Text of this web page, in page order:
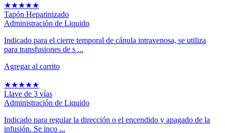
★★★★★
Tapón Heparinizado
Administración de Liquido
Indicado para el cierre temporal de cánula intravenosa, se utiliza
para transfusiones de s ...
Agregar al carrito
★★★★★
Llave de 3 vías
Administración de Liquido
Indicado para regular la dirección o el encendido y apagado de la
infusión. Se inco ...